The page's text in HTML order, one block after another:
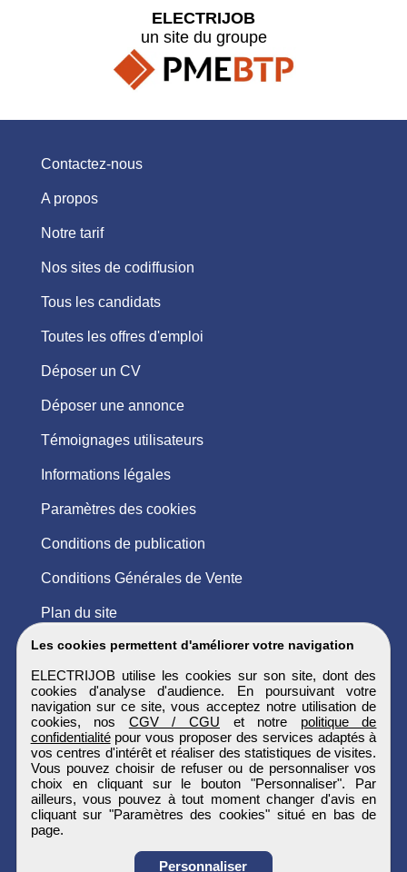
Les cookies permettent d'améliorer votre navigation
ELECTRIJOB utilise les cookies sur son site, dont des
cookies d'analyse d'audience. En poursuivant votre
navigation sur ce site, vous acceptez notre utilisation de
cookies, nos CGV / CGU et notre politique de
confidentialitépour vous proposer des services adaptés à
vos centres d'intérêt et réaliser des statistiques de visites.
Vous pouvez choisir de refuser ou de personnaliser vos
choix en cliquant sur le bouton "Personnaliser". Par
ailleurs, vous pouvez à tout moment changer d'avis en
cliquant sur "Paramètres des cookies" situé en bas de
page.
Personnaliser
ELECTRIJOB
un site du groupe
Contactez-nous
A propos
Notre tarif
Nos sites de codiffusion
Tous les candidats
Toutes les offres d'emploi
Déposer un CV
Déposer une annonce
Témoignages utilisateurs
Informations légales
Paramètres des cookies
Conditions de publication
Conditions Générales de Vente
Plan du site